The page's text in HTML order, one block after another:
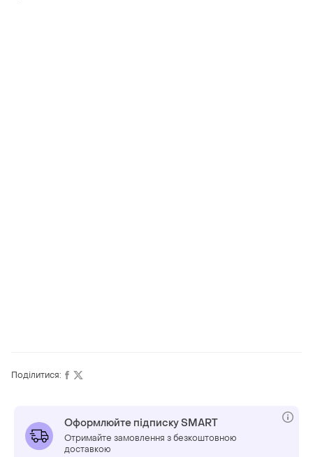
Поділитися:
Оформлюйте підписку SMART
Отримайте замовлення з безкоштовною
доставкою